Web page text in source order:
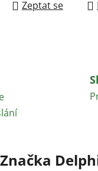
Zeptat se
Značka